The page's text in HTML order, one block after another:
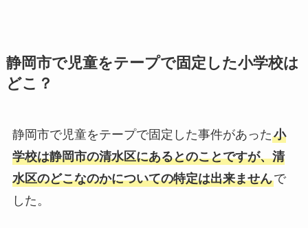
静岡市で児童をテープで固定した小学校は
どこ？
静岡市で児童をテープで固定した事件があった小
学校は静岡市の清水区にあるとのことですが、清
水区のどこなのかについての特定は出来ませんで
した。